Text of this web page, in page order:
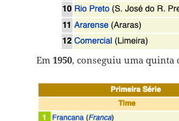
Em 1950, conseguiu uma quinta